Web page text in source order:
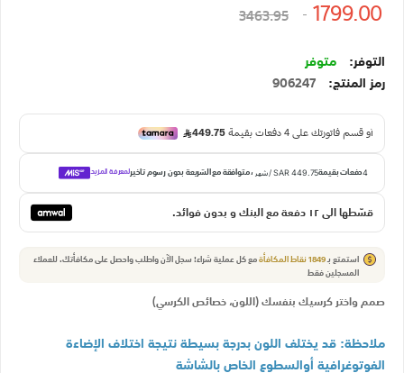
1799.00
3463.95
متوفر
رمز المنتج
906247
قسّطها الي ١٢ دفعة مع البنك و بدون فوائد.
استمتع بـ1849نقاط المكافأةمع كل عملية شراء! سجل الآن واطلب واحصل على مكافأتك.للعملاء
المسجلين فقط
صمم واختر كرسيك بنفسك (اللون، خصائص الكرسي)
ملاحظة: قد يختلف اللون بدرجة بسيطة نتيجة اختلاف الإضاءة
الفوتوغرافية أوالسطوع الخاص بالشاشة